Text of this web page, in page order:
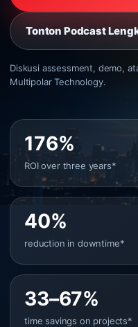
Tonton Podcast
Diskusi assessment, demo,
Multipolar Technology.
176%
ROI over three years*
40%
reduction in downtime*
33–67%
time savings on projects*